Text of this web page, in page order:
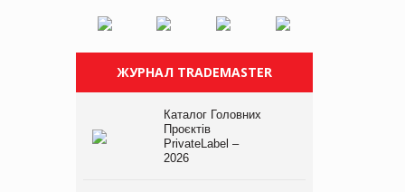
ЖУРНАЛ TRADEMASTER
Каталог Головних
Проєктів
PrivateLabel –
2026